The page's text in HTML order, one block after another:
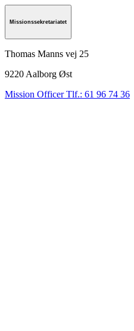
Missionssekretariatet
Thomas Manns vej 25
9220 Aalborg Øst
Mission Officer Tlf.: 61 96 74 36